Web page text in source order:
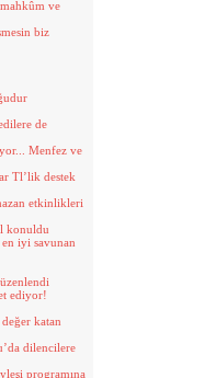
ve
biz
de
Menfez ve
Tl’lik destek
etkinlikleri
konuldu
iyi savunan
ediyor!
katan
dilencilere
programına